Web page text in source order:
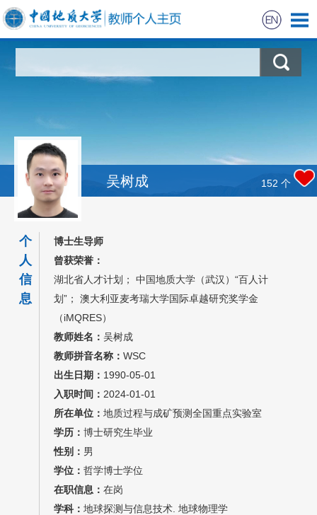
教学研究
获奖信息
学生信息
招生信息
我的相册
教师博客
吴树成 152 个
个
人
信
息
博士生导师
曾获荣誉：
湖北省人才计划； 中国地质大学（武汉）“百人计
划”； 澳大利亚麦考瑞大学国际卓越研究奖学金
（iMQRES）
教师姓名： 吴树成
教师拼音名称： WSC
出生日期： 1990-05-01
入职时间： 2024-01-01
所在单位： 地质过程与成矿预测全国重点实验室
学历： 博士研究生毕业
性别： 男
学位： 哲学博士学位
在职信息： 在岗
学科： 地球探测与信息技术. 地球物理学